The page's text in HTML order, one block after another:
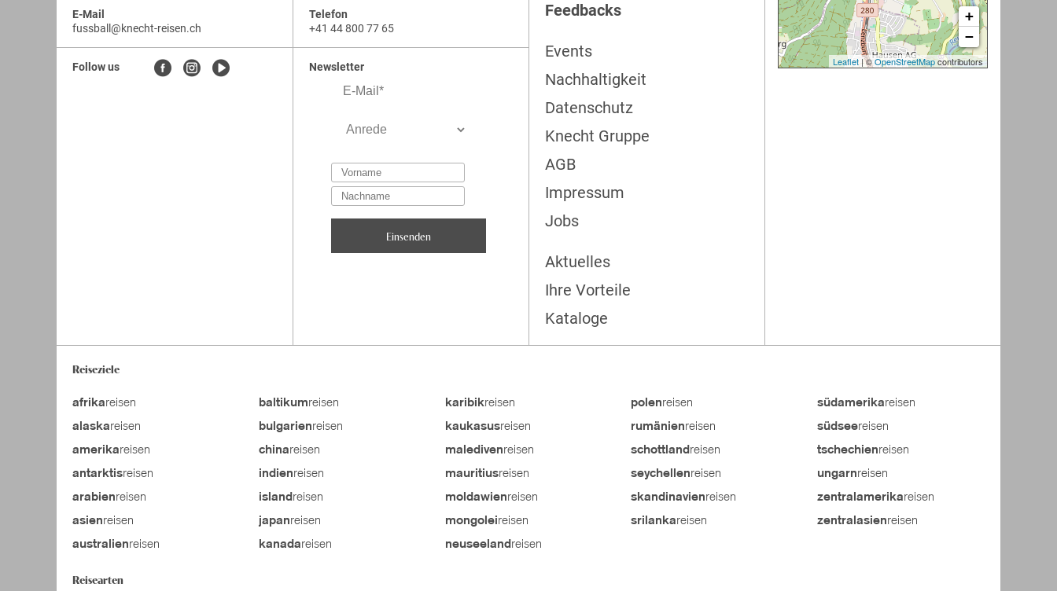
E-Mail
fussball @knecht-reisen.ch
Follow us
Telefon
+41 44 800 77 65
Newsletter
Feedbacks
Events
Nachhaltigkeit
Datenschutz
Knecht Gruppe
AGB
Impressum
Jobs
Aktuelles
Ihre Vorteile
Kataloge
+
−
Leaflet| ©OpenStreetMapcontributors
Reiseziele
afrikareisen
alaskareisen
amerikareisen
antarktisreisen
arabienreisen
asienreisen
australienreisen
baltikumreisen
bulgarienreisen
chinareisen
indienreisen
island reisen
japanreisen
kanadareisen
karibikreisen
kaukasusreisen
maledivenreisen
mauritiusreisen
moldawienreisen
mongoleireisen
neuseeland reisen
polenreisen
rumänienreisen
schottland reisen
seychellenreisen
skandinavienreisen
srilankareisen
südamerikareisen
südseereisen
tschechienreisen
ungarnreisen
zentralamerikareisen
zentralasienreisen
Reisearten